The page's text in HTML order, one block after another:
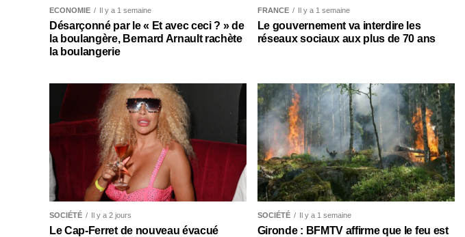
ECONOMIE Il y a 1 semaine
Désarçonné par le « Et avec ceci ? » de
la boulangère, Bernard Arnault rachète
la boulangerie
FRANCE Il y a 1 semaine
Le gouvernement va interdire les
réseaux sociaux aux plus de 70 ans
SOCIÉTÉ Il y a 2 jours
Le Cap-Ferret de nouveau évacué
SOCIÉTÉ Il y a 1 semaine
Gironde : BFMTV affirme que le feu est